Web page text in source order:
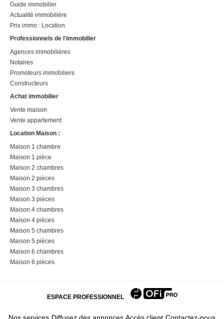
Guide immobilier
Actualité immobilière
Prix immo : Location
Professionnels de l'immobilier
Agences immobilières
Notaires
Promoteurs immobiliers
Constructeurs
Achat immobilier
Vente maison
Vente appartement
Location Maison :
Maison 1 chambre
Maison 1 pièce
Maison 2 chambres
Maison 2 pièces
Maison 3 chambres
Maison 3 pièces
Maison 4 chambres
Maison 4 pièces
Maison 5 chambres
Maison 5 pièces
Maison 6 chambres
Maison 6 pièces
ESPACE PROFESSIONNEL
Nos services Diffusez des annonces Accès client Contactez-nous